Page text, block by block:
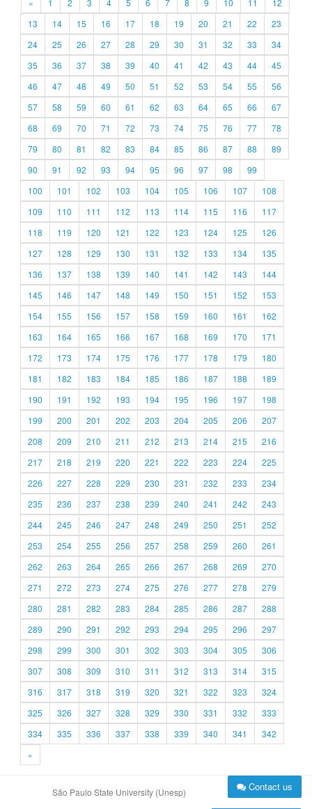
« 1 2 3 4 5 6 7 8 9 10 11
12
13
14 15 16 17 18 19 20 21 22
23
24
25 26 27 28 29 30 31 32 33
34
35
36 37 38 39 40 41 42 43 44
45
46
47 48 49 50 51 52 53 54 55
56
57
58 59 60 61 62 63 64 65 66
67
68
69 70 71 72 73 74 75 76 77
78
79
80 81 82 83 84 85 86 87 88
89
90
91 92 93 94 95 96 97 98
99
100
101 102 103 104 105 106 107
108
109
110 111 112 113 114 115 116
117
118
119 120 121 122 123 124 125
126
127
128 129 130 131 132 133 134
135
136
137 138 139 140 141 142 143
144
145
146 147 148 149 150 151 152
153
154
155 156 157 158 159 160 161
162
163
164 165 166 167 168 169 170
171
172
173 174 175 176 177 178 179
180
181
182 183 184 185 186 187 188
189
190
191 192 193 194 195 196 197
198
199
200 201 202 203 204 205 206
207
208
209 210 211 212 213 214 215
216
217
218 219 220 221 222 223 224
225
226
227 228 229 230 231 232 233
234
235
236 237 238 239 240 241 242
243
244
245 246 247 248 249 250 251
252
253
254 255 256 257 258 259 260
261
262
263 264 265 266 267 268 269
270
271
272 273 274 275 276 277 278
279
280
281 282 283 284 285 286 287
288
289
290 291 292 293 294 295 296
297
298
299 300 301 302 303 304 305
306
307
308 309 310 311 312 313 314
315
316
317 318 319 320 321 322 323
324
325
326 327 328 329 330 331 332
333
334
335 336 337 338 339 340 341
342
»
São Paulo State University (Unesp) Contact us